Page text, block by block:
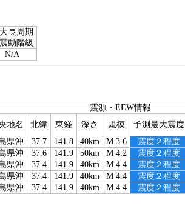
長周期
動階級
N/A
震源・EEW情報
地名 北緯 東経 深さ 規模 予測最大震度
県沖 37.7 141.8 40km M 3.6 震度２程度
県沖 37.6 141.9 50km M 4.2 震度２程度
県沖 37.4 141.9 40km M 4.4 震度２程度
県沖 37.4 141.9 40km M 4.4 震度２程度
県沖 37.4 141.9 40km M 4.4 震度２程度